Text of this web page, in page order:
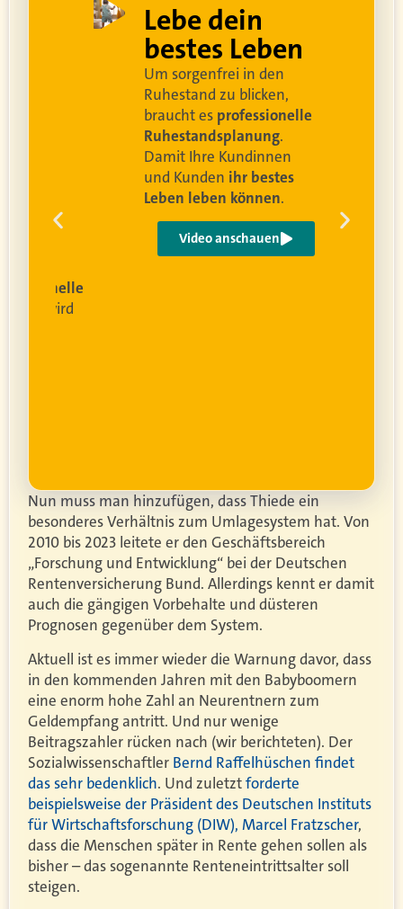
wird
Lebe dein
bestes Leben
Um sorgenfrei in den
Ruhestand zu blicken,
braucht es professionelle
Ruhestandsplanung.
Damit Ihre Kundinnen
und Kunden ihr bestes
Leben leben können.
Video anschauen
Nun muss man hinzufügen, dass Thiede ein
besonderes Verhältnis zum Umlagesystem hat. Von
2010 bis 2023 leitete er den Geschäftsbereich
„Forschung und Entwicklung“ bei der Deutschen
Rentenversicherung Bund. Allerdings kennt er damit
auch die gängigen Vorbehalte und düsteren
Prognosen gegenüber dem System.
Aktuell ist es immer wieder die Warnung davor, dass
in den kommenden Jahren mit den Babyboomern
eine enorm hohe Zahl an Neurentnern zum
Geldempfang antritt. Und nur wenige
Beitragszahler rücken nach (wir berichteten). Der
Sozialwissenschaftler Bernd Raffelhüschen findet
das sehr bedenklich. Und zuletztforderte
beispielsweise der Präsident des Deutschen Instituts
für Wirtschaftsforschung (DIW), Marcel Fratzscher,
dass die Menschen später in Rente gehen sollen als
bisher – das sogenannte Renteneintrittsalter soll
steigen.